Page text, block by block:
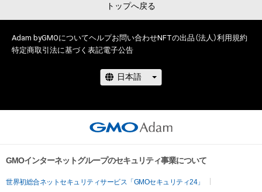
トップへ戻る
Adam byGMOについてヘルプお問い合わせNFTの出品（法人）利用規約
特定商取引法に基づく表記電子公告
GMOインターネットグループのセキュリティ事業について
世界初総合ネットセキュリティサービス「GMOセキュリティ24」